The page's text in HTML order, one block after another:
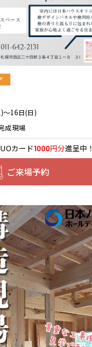
～16日(日)
成現場
カード1000円分進呈中！
ご来場予約